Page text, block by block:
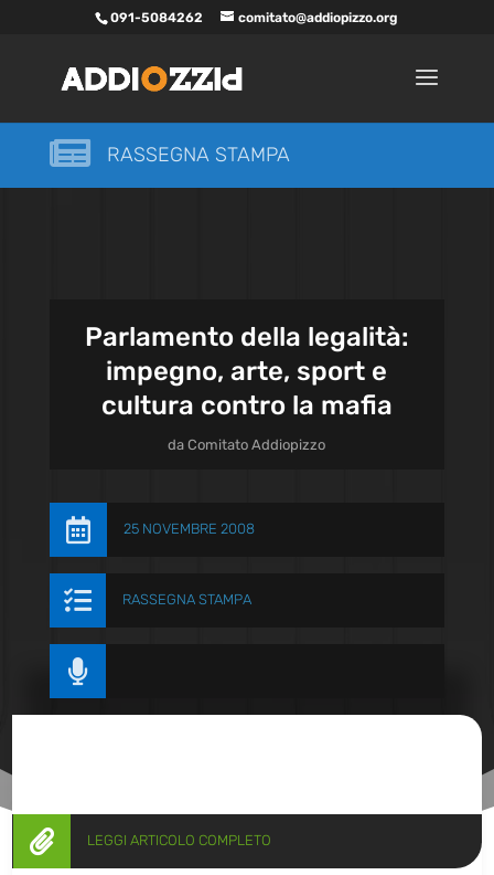
091-5084262 comitato@addiopizzo.org
 RASSEGNA STAMPA
Parlamento della legalità:
impegno, arte, sport e
cultura contro la mafia
daComitato Addiopizzo
 25 NOVEMBRE 2008
 RASSEGNA STAMPA

 LEGGI ARTICOLO COMPLETO